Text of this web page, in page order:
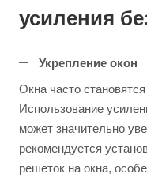
усиления
Укрепление окон
Окна часто
Использование
может значительно
рекомендуется
решеток на окна,